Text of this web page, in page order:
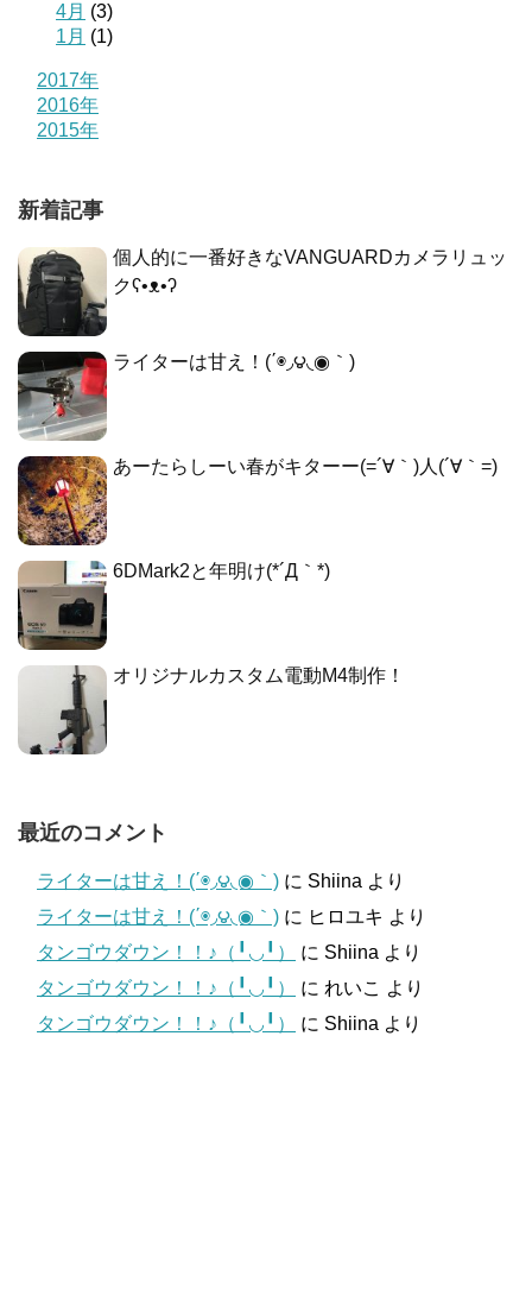
4月 (3)
1月 (1)
2017年
2016年
2015年
新着記事
個人的に一番好きなVANGUARDカメラリュッ
クʕ•ᴥ•ʔ
ライターは甘え！(΄◉◞౪◟◉｀)
あーたらしーい春がキターー(=´∀｀)人(´∀｀=)
6DMark2と年明け(*´Д｀*)
オリジナルカスタム電動M4制作！
最近のコメント
ライターは甘え！(΄◉◞౪◟◉｀) に Shiina より
ライターは甘え！(΄◉◞౪◟◉｀) に ヒロユキ より
タンゴウダウン！！♪（╹◡╹）
に Shiina より
タンゴウダウン！！♪（╹◡╹）
に れいこ より
タンゴウダウン！！♪（╹◡╹）
に Shiina より